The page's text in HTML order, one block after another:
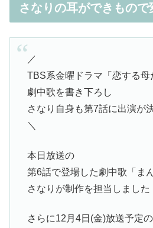
さなりの耳ができもので
／
TBS系金曜ドラマ「恋する母
劇中歌を書き下ろし
さなり自身も第7話に出演が
＼
本日放送の
第6話で登場した劇中歌「ま
さなりが制作を担当しました
さらに12月4日(金)放送予定